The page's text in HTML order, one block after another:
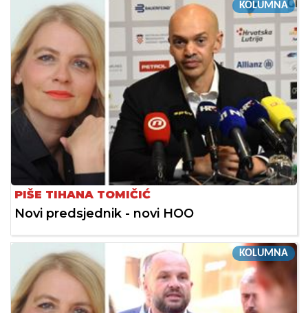
KOLUMNA
PIŠE TIHANA TOMIČIĆ
Novi predsjednik - novi HOO
KOLUMNA